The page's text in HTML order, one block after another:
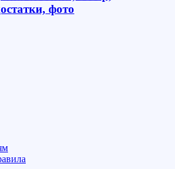
фото